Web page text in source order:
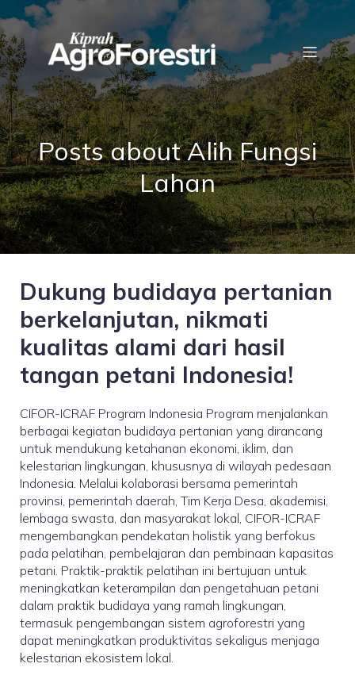
Posts about Alih Fungsi
Lahan
Dukung budidaya pertanian
berkelanjutan, nikmati
kualitas alami dari hasil
tangan petani Indonesia!
CIFOR-ICRAF Program Indonesia Program menjalankan
berbagai kegiatan budidaya pertanian yang dirancang
untuk mendukung ketahanan ekonomi, iklim, dan
kelestarian lingkungan, khususnya di wilayah pedesaan
Indonesia. Melalui kolaborasi bersama pemerintah
provinsi, pemerintah daerah, Tim Kerja Desa, akademisi,
lembaga swasta, dan masyarakat lokal, CIFOR-ICRAF
mengembangkan pendekatan holistik yang berfokus
pada pelatihan, pembelajaran dan pembinaan kapasitas
petani. Praktik-praktik pelatihan ini bertujuan untuk
meningkatkan keterampilan dan pengetahuan petani
dalam praktik budidaya yang ramah lingkungan,
termasuk pengembangan sistem agroforestri yang
dapat meningkatkan produktivitas sekaligus menjaga
kelestarian ekosistem lokal.